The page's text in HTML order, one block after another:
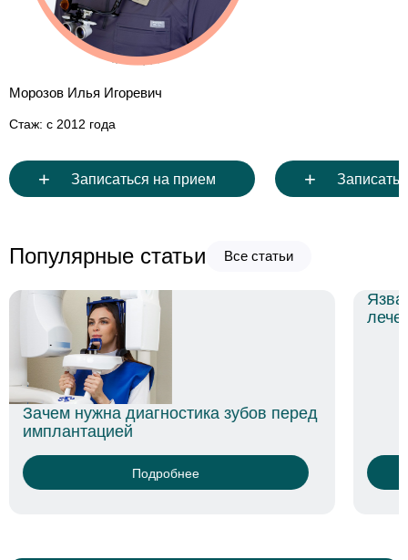
Морозов Илья Игоревич
Стаж: с 2012 года
+ Записаться на прием +
Популярные статьи Все статьи
Зачем нужна диагностика зубов перед
имплантацией
Подробнее